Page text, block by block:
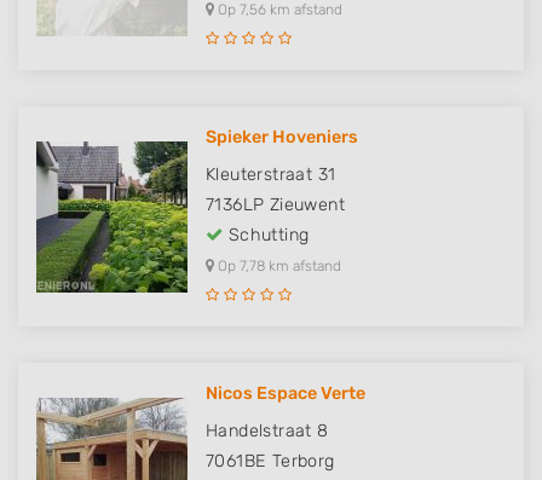
Op 7,56 km afstand
Spieker Hoveniers
Kleuterstraat 31
7136LP Zieuwent
Schutting
Op 7,78 km afstand
Nicos Espace Verte
Handelstraat 8
7061BE Terborg